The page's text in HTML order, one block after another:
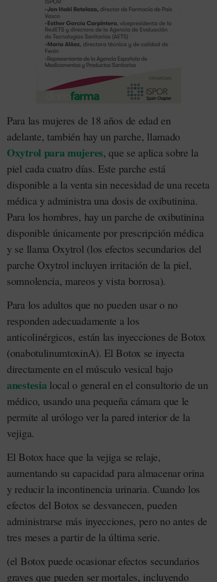
Para las mujeres de 18 años de edad en
adelante, también hay un parche, llamado
Oxytrol para mujeres, que se aplica sobre la
piel cada cuatro días. Este parche está
disponible a la venta sin necesidad de una receta
médica y administra una dosis de oxibutinina.
Para los hombres, hay un parche de oxibutinina
disponible únicamente por prescripción médica
y se llama Oxytrol (los efectos secundarios del
parche Oxytrol incluyen irritación de la piel,
somnolencia, mareos y vista borrosa).
Para los adultos que no pueden usar o no
responden adecuadamente a los
anticolinérgicos, están las inyecciones de Botox
(onabotulinumtoxinA). El Botox se inyecta
directamente en el músculo vesical bajo
anestesialocal o general en el consultorio de un
médico, usando una pequeña cámara que le
permite al urólogo ver la pared interior de la
vejiga.
El Botox hace que la vejiga se relaje,
aumentando su capacidad para almacenar orina
y reducir la incontinencia urinaria. Cuando los
efectos del Botox se desvanecen, pueden
administrarse más inyecciones, pero no antes de
tres meses a partir de la última serie.
(el Botox puede ocasionar efectos secundarios
graves que pueden ser mortales, incluyendo